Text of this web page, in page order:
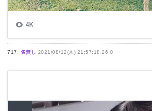
717: 名無し 2021/08/12(木) 21:57:18.26 0